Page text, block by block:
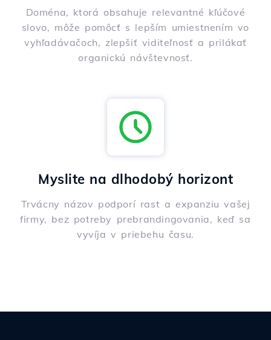
Doména, ktorá obsahuje relevantné kľúčové
slovo, môže pomôcť s lepším umiestnením vo
vyhľadávačoch, zlepšiť viditeľnosť a prilákať
organickú návštevnosť.
Myslite na dlhodobý horizont
Trvácny názov podporí rast a expanziu vašej
firmy, bez potreby prebrandingovania, keď sa
vyvíja v priebehu času.